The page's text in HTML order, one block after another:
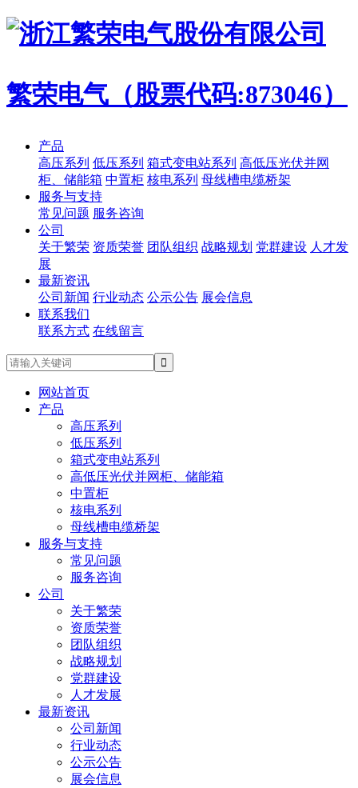
繁荣电气（股票代码:873046）
产品
高压系列 低压系列 箱式变电站系列 高低压光伏并网
柜、储能箱 中置柜 核电系列 母线槽电缆桥架
服务与支持
常见问题 服务咨询
公司
关于繁荣 资质荣誉 团队组织 战略规划 党群建设 人才发
展
最新资讯
公司新闻 行业动态 公示公告 展会信息
联系我们
联系方式 在线留言
网站首页
产品
高压系列
低压系列
箱式变电站系列
高低压光伏并网柜、储能箱
中置柜
核电系列
母线槽电缆桥架
服务与支持
常见问题
服务咨询
公司
关于繁荣
资质荣誉
团队组织
战略规划
党群建设
人才发展
最新资讯
公司新闻
行业动态
公示公告
展会信息